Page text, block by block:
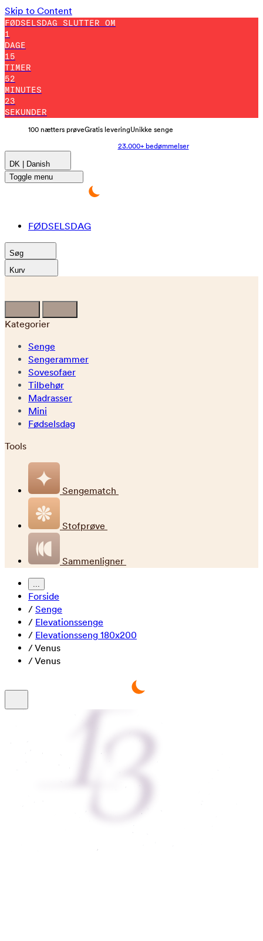
Skip to Content
FØDSELSDAG SLUTTER OM
1
DAGE
15
TIMER
52
MINUTES
14
SEKUNDER
100 nætters prøveGratis leveringUnikke senge
23.000+ bedømmelser
DK | Danish
Toggle menu
FØDSELSDAG
Søg
Kurv
Kategorier
Senge
Sengerammer
Sovesofaer
Tilbehør
Madrasser
Mini
Fødselsdag
Tools
Sengematch
Stofprøve
Sammenligner
...
Forside
/ Senge
/ Elevationssenge
/ Elevationsseng 180x200
/Venus
/Venus